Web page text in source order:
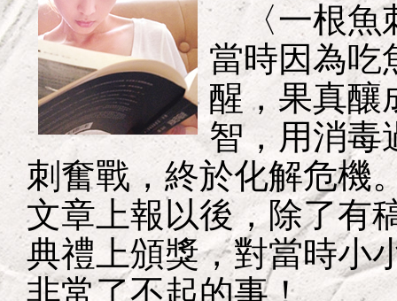
〈一根魚
當時因為吃
醒，果真釀
智，用消毒
刺奮戰，終於化解危機
文章上報以後，除了有
典禮上頒獎，對當時小
非常了不起的事！